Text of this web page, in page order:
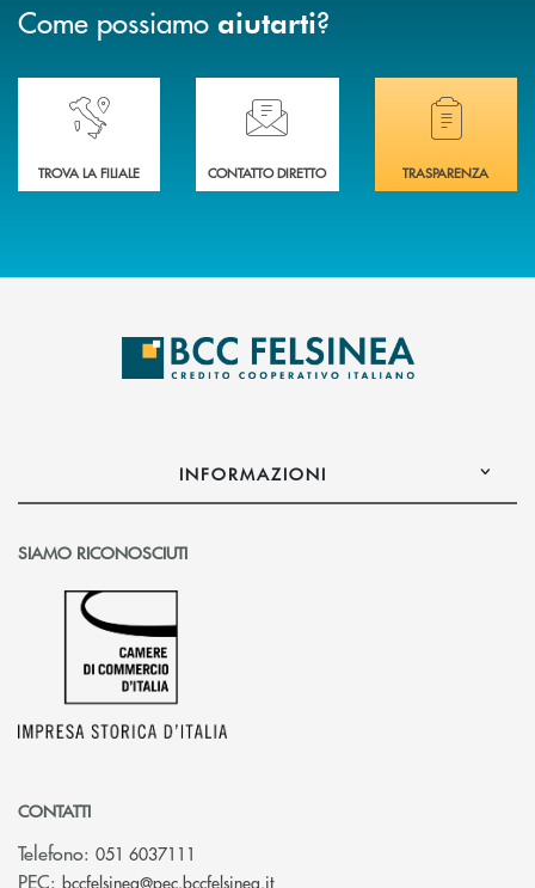
Come possiamo aiutarti?
Accedi all' elenco completo delle nostre&nbsp; filiali .
TROVA LA FILIALE
Ti serve assistenza immediata? Contattaci!
CONTATTO DIRETTO
Hai bisogno di
TRASPARENZA
INFORMAZIONI
SIAMO RICONOSCIUTI
CONTATTI
Telefono: 051 6037111
PEC: bccfelsinea@pec.bccfelsinea.it(si apre l’app di posta